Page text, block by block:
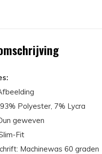
Polyester, 7% Lycra
geweven
Fit
Machinewas 60 graden